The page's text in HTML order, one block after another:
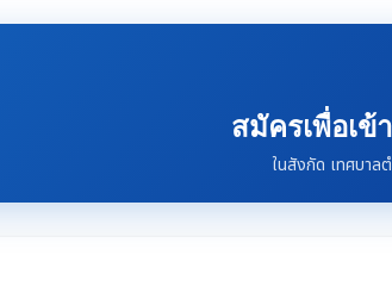
สมัครเพื่อเข้
ในสังกัด เทศบาล